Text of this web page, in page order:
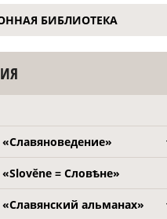
БИБЛИОТЕКА
= Словѣне»
альманах»